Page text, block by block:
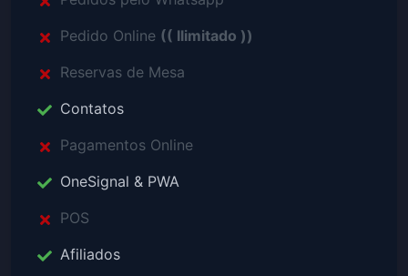
Pedido Online (( Ilimitado ))
Reservas de Mesa
Contatos
Pagamentos Online
OneSignal & PWA
POS
Afiliados